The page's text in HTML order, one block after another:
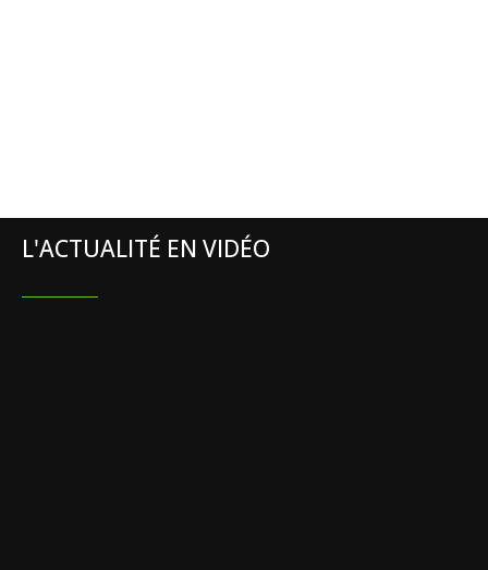
L'ACTUALITÉ EN VIDÉO